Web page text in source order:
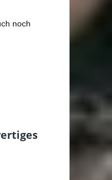
noch